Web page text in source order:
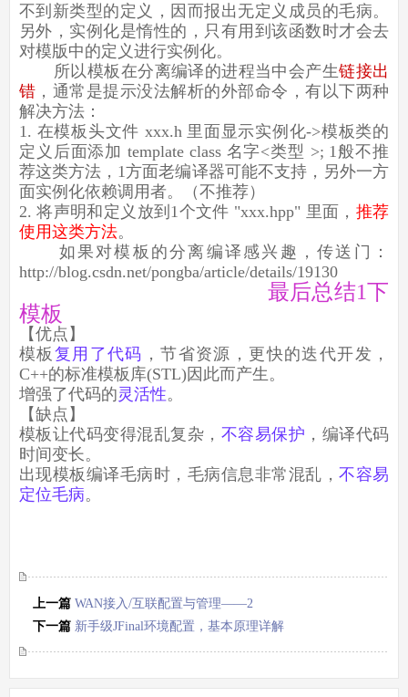
不到新类型的定义，因而报出无定义成员的毛病。
另外，实例化是惰性的，只有用到该函数时才会去
对模版中的定义进行实例化。
所以模板在分离编译的进程当中会产生链接出
错 ，通常是提示没法解析的外部命令，有以下两种
解决方法：
1. 在模板头文件 xxx.h 里面显示实例化->模板类的
定义后面添加 template class 名字<类型 >; 1般不推
荐这类方法，1方面老编译器可能不支持，另外一方
面实例化依赖调用者。（不推荐）
2. 将声明和定义放到1个文件 "xxx.hpp" 里面， 推荐
使用这类方法。
如果对模板的分离编译感兴趣，传送门：
http://blog.csdn.net/pongba/article/details/19130
最后总结1下
模板
【优点】
模板 复用了代码 ，节省资源，更快的迭代开发，
C++的标准模板库(STL)因此而产生。
增强了代码的灵活性。
【缺点】
模板让代码变得混乱复杂， 不容易保护 ，编译代码
时间变长。
出现模板编译毛病时，毛病信息非常混乱，不容易
定位毛病。
上一篇 WAN接入/互联配置与管理——2
下一篇 新手级JFinal环境配置，基本原理详解